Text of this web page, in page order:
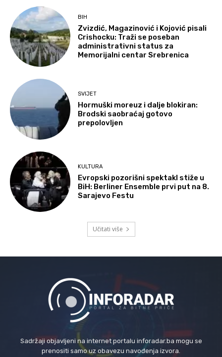
BIH
Zvizdić, Magazinović i Kojović pisali
Crishocku: Traži se poseban
administrativni status za
Memorijalni centar Srebrenica
SVIJET
Hormuški moreuz i dalje blokiran:
Brodski saobraćaj gotovo
prepolovljen
KULTURA
Evropski pozorišni spektakl stiže u
BiH: Berliner Ensemble prvi put na 8.
Sarajevo Festu
Učitati više
Sadržaji objavljeni na internet portalu inforadar.ba mogu se
prenositi samo uz obavezu navođenja izvora.